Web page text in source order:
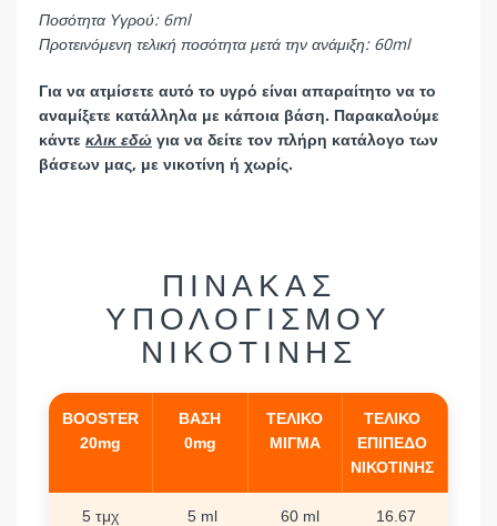
Ποσότητα Υγρού: 6ml
Προτεινόμενη τελική ποσότητα μετά την ανάμιξη: 60ml
Για να ατμίσετε αυτό το υγρό είναι απαραίτητο να το
αναμίξετε κατάλληλα με κάποια βάση. Παρακαλούμε
κάντε κλικ εδώ για να δείτε τον πλήρη κατάλογο των
βάσεων μας, με νικοτίνη ή χωρίς.
ΠΙΝΑΚΑΣ
ΥΠΟΛΟΓΙΣΜΟΥ
ΝΙΚΟΤΙΝΗΣ
BOOSTER
20mg
ΒΑΣΗ
0mg
ΤΕΛΙΚΟ
ΜΙΓΜΑ
ΤΕΛΙΚΟ
ΕΠΙΠΕΔΟ
ΝΙΚΟΤΙΝΗΣ
5 τμχ 5 ml 60 ml
16.67